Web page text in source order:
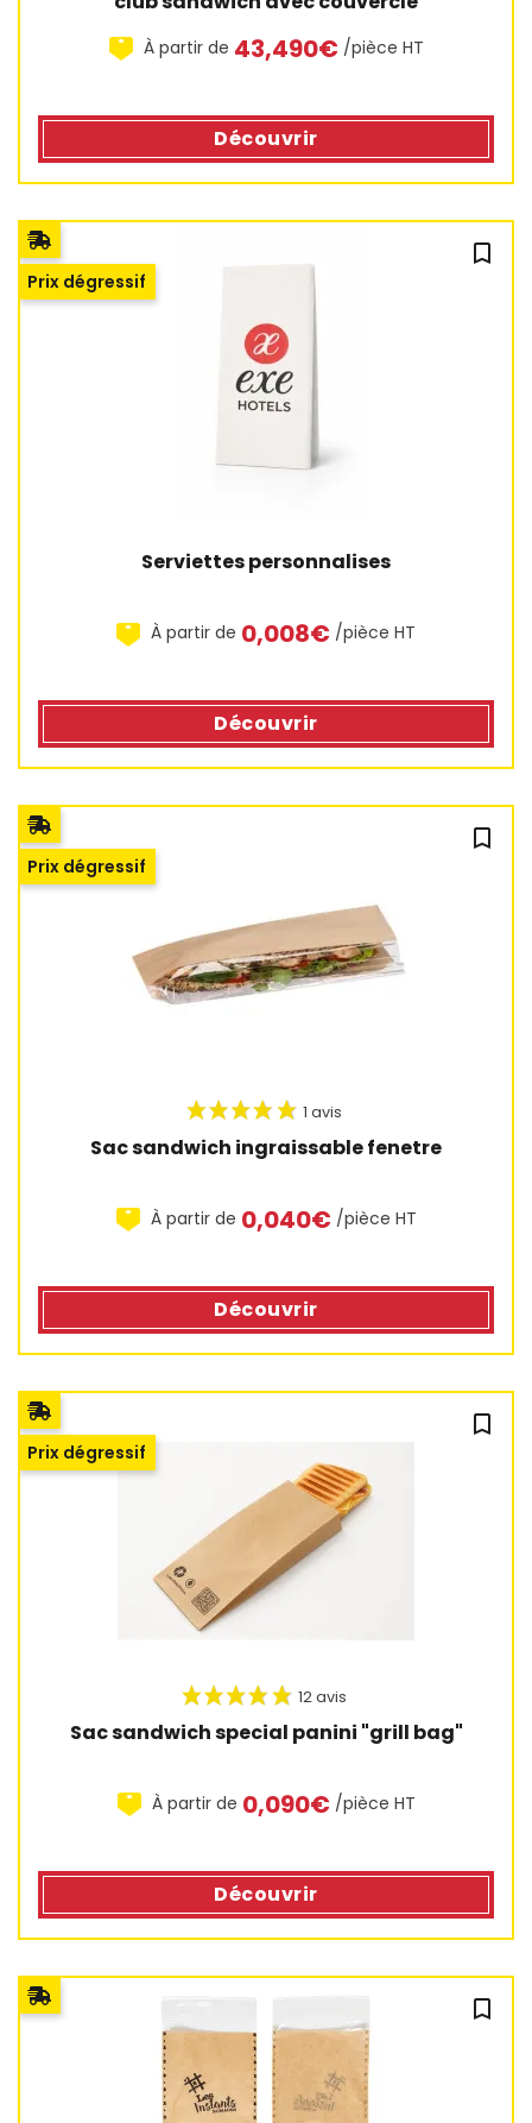
À partir de 43,490€ /pièce HT
Découvrir
bookmark_outline
Serviettes personnalises
À partir de 0,008€ /pièce HT
Prix dégressif
Découvrir
bookmark_outline
1 avis
Sac sandwich ingraissable fenetre
À partir de 0,040€ /pièce HT
Prix dégressif
Découvrir
bookmark_outline
Sac sandwich special panini "grill bag"
À partir de 0,090€ /pièce HT
Prix dégressif
Découvrir
bookmark_outline